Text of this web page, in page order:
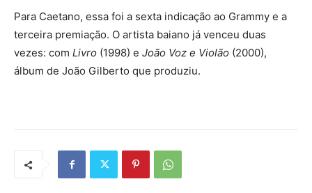
Para Caetano, essa foi a sexta indicação ao Grammy e a
terceira premiação. O artista baiano já venceu duas
vezes: com Livro (1998) e João Voz e Violão (2000),
álbum de João Gilberto que produziu.